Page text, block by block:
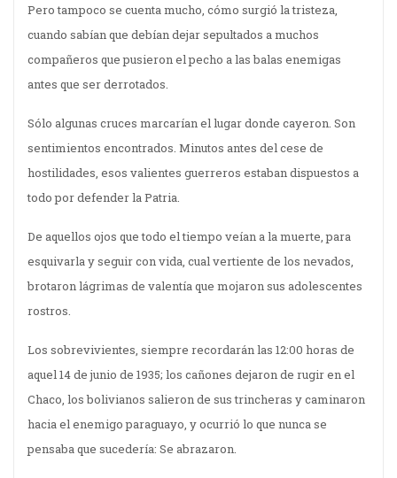
Pero tampoco se cuenta mucho, cómo surgió la tristeza,
cuando sabían que debían dejar sepultados a muchos
compañeros que pusieron el pecho a las balas enemigas
antes que ser derrotados.
Sólo algunas cruces marcarían el lugar donde cayeron. Son
sentimientos encontrados. Minutos antes del cese de
hostilidades, esos valientes guerreros estaban dispuestos a
todo por defender la Patria.
De aquellos ojos que todo el tiempo veían a la muerte, para
esquivarla y seguir con vida, cual vertiente de los nevados,
brotaron lágrimas de valentía que mojaron sus adolescentes
rostros.
Los sobrevivientes, siempre recordarán las 12:00 horas de
aquel 14 de junio de 1935; los cañones dejaron de rugir en el
Chaco, los bolivianos salieron de sus trincheras y caminaron
hacia el enemigo paraguayo, y ocurrió lo que nunca se
pensaba que sucedería: Se abrazaron.